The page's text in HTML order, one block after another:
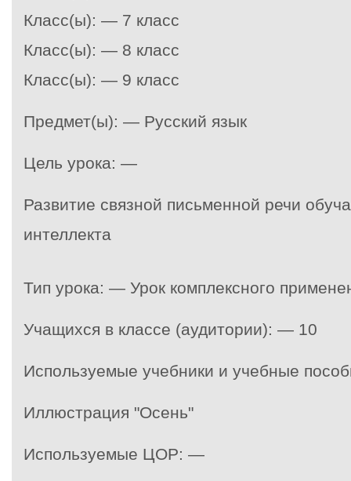
Класс(ы): — 7 класс
Класс(ы): — 8 класс
Класс(ы): — 9 класс
Предмет(ы): — Русский язык
Цель урока: —
Развитие связной письменной речи
интеллекта
Тип урока: — Урок комплексного
Учащихся в классе (аудитории): — 10
Используемые учебники и учебные
Иллюстрация "Осень"
Используемые ЦОР: —